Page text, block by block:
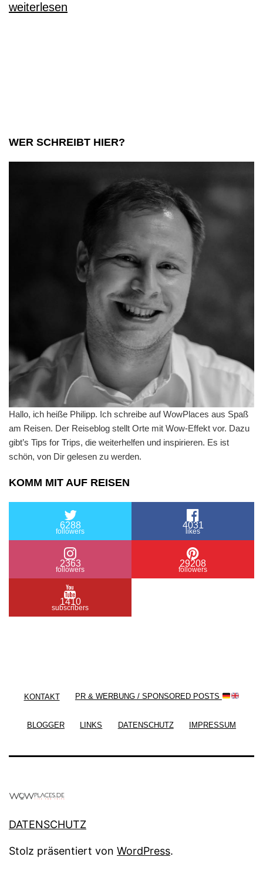
weiterlesen
WER SCHREIBT HIER?
Hallo, ich heiße Philipp. Ich schreibe auf WowPlaces aus Spaß
am Reisen. Der Reiseblog stellt Orte mit Wow-Effekt vor. Dazu
gibt’s Tips for Trips, die weiterhelfen und inspirieren. Es ist
schön, von Dir gelesen zu werden.
KOMM MIT AUF REISEN
6288
followers
4031
likes
2363
followers
29208
followers
1410
subscribers
KONTAKT PR & WERBUNG / SPONSORED POSTS
BLOGGER LINKS DATENSCHUTZ IMPRESSUM
DATENSCHUTZ
Stolz präsentiert von WordPress.